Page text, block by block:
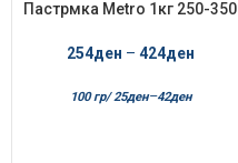
Пастрмка Metro 1кг 250-350
254ден – 424ден
100 гр/ 25ден–42ден